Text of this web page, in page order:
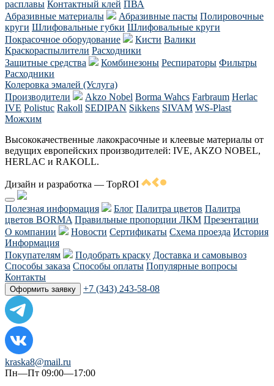
расплавы Контактный клей ПВА
Абразивные материалы
Абразивные пасты Полировочные
круги Шлифовальные губки Шлифовальные круги
Покрасочное оборудование
Кисти Валики
Краскораспылители Расходники
Защитные средства
Комбинезоны Респираторы Фильтры
Расходники
Колеровка эмалей (Услуга)
Производители
Akzo Nobel Borma Wahcs Farbraum Herlac
IVE Polistuc Rakoll SEDIPAN Sikkens SIVAM WS-Plast
Можхим
Высококачественные лакокрасочные и клеевые материалы от
ведущих европейских производителей: IVE, AKZO NOBEL,
HERLAC и RAKOLL.
Дизайн и разработка — TopROI
Полезная информация Блог Палитра цветов Палитра
цветов BORMA Правильные пропорции ЛКМ Презентации
О компании
Новости Сертификаты Схема проезда История
Информация
Покупателям
Подобрать краску Доставка и самовывоз
Способы заказа Способы оплаты Популярные вопросы
Контакты
Оформить заявку +7 (343) 243-58-08
kraska8@mail.ru
Пн—Пт 09:00—17:00